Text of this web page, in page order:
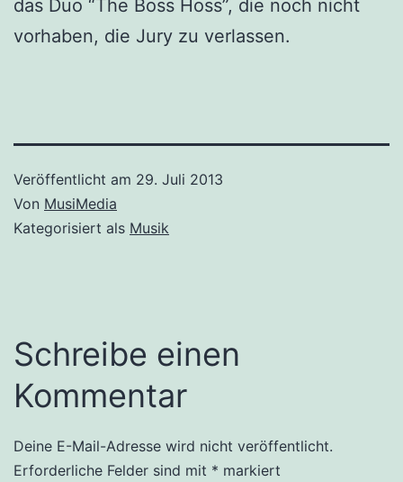
das Duo “The Boss Hoss”, die noch nicht
vorhaben, die Jury zu verlassen.
Veröffentlicht am 29. Juli 2013
Von MusiMedia
Kategorisiert als Musik
Schreibe einen
Kommentar
Deine E-Mail-Adresse wird nicht veröffentlicht.
Erforderliche Felder sind mit * markiert